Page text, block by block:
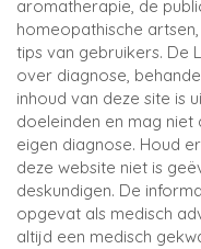
aromatherapie, de
homeopathische
tips van gebruikers. De
over diagnose,
inhoud van deze site is
doeleinden en mag
eigen diagnose. Houd
deze website niet is
deskundigen. De
opgevat als medisch
altijd een medisch